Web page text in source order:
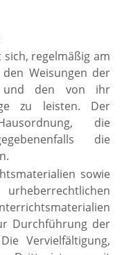
regelmäßig am
Weisungen der
und den von ihr
zu leisten. Der
die
die
sowie
Durchführung der
Vervielfältigung,